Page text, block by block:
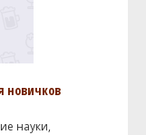
новичков
науки,